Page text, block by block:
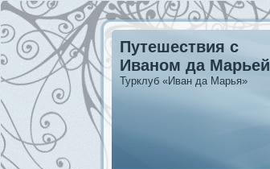
Путешествия с
Иваном да Марьей
Турклуб «Иван да Марья»